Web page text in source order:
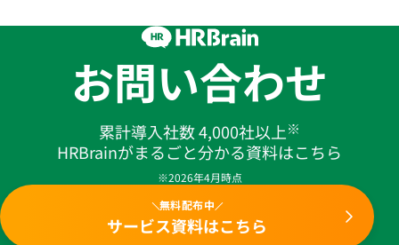
お問い合わせ
累計導入社数 4,000社以上※
HRBrainがまるごと分かる資料はこちら
※2026年4月時点
無料配布中
サービス資料はこちら